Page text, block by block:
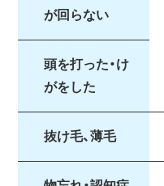
が回らない
頭を打った・け
がをした
抜け毛、薄毛